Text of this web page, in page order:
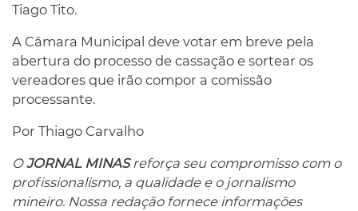
Tiago Tito.
A Câmara Municipal deve votar em breve pela
abertura do processo de cassação e sortear os
vereadores que irão compor a comissão
processante.
Por Thiago Carvalho
OJORNAL MINASreforça seu compromisso com o
profissionalismo, a qualidade e o jornalismo
mineiro. Nossa redação fornece informações